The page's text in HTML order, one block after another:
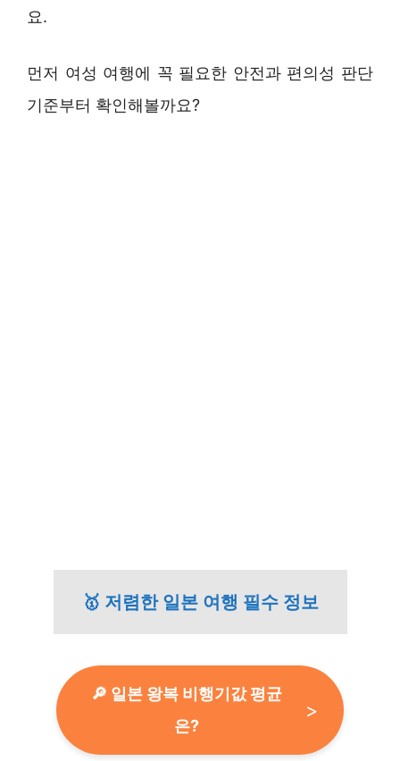
요.
먼저 여성 여행에 꼭 필요한 안전과 편의성 판단
기준부터 확인해볼까요?
🥇 저렴한 일본 여행 필수 정보
🔎 일본 왕복 비행기값 평균
은?